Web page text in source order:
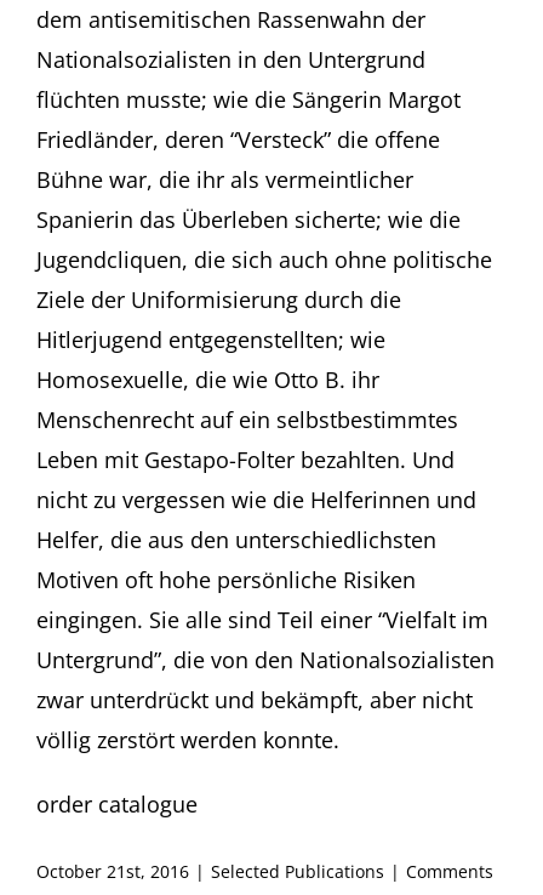
dem antisemitischen Rassenwahn der
Nationalsozialisten in den Untergrund
flüchten musste; wie die Sängerin Margot
Friedländer, deren “Versteck” die offene
Bühne war, die ihr als vermeintlicher
Spanierin das Überleben sicherte; wie die
Jugendcliquen, die sich auch ohne politische
Ziele der Uniformisierung durch die
Hitlerjugend entgegenstellten; wie
Homosexuelle, die wie Otto B. ihr
Menschenrecht auf ein selbstbestimmtes
Leben mit Gestapo-Folter bezahlten. Und
nicht zu vergessen wie die Helferinnen und
Helfer, die aus den unterschiedlichsten
Motiven oft hohe persönliche Risiken
eingingen. Sie alle sind Teil einer “Vielfalt im
Untergrund”, die von den Nationalsozialisten
zwar unterdrückt und bekämpft, aber nicht
völlig zerstört werden konnte.
order catalogue
October 21st, 2016 | Selected Publications | Comments